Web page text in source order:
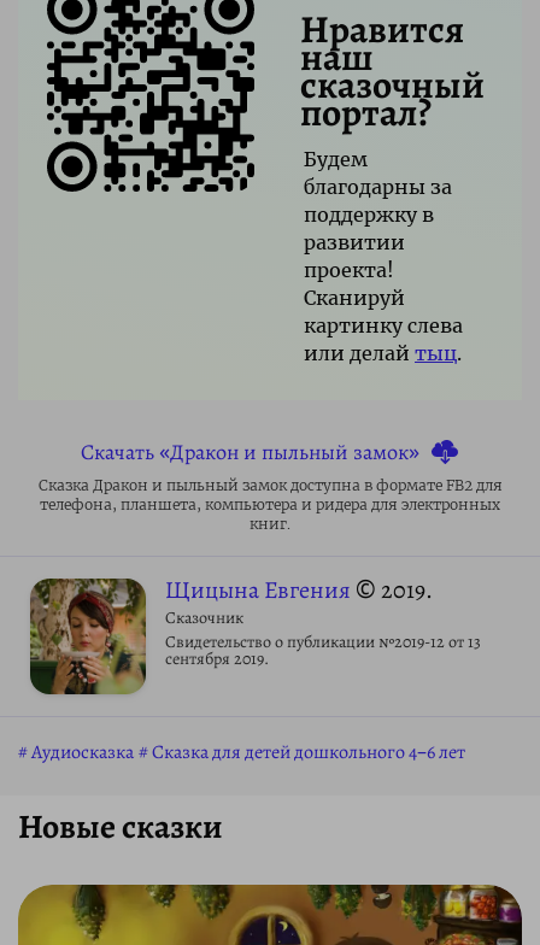
Нравится
наш
сказочный
портал?
Будем
благодарны за
поддержку в
развитии
проекта!
Сканируй
картинку слева
или делай тыц.
Скачать «Дракон и пыльный замок»
Сказка Дракон и пыльный замок доступна в формате FB2 для
телефона, планшета, компьютера и ридера для электронных
книг.
Щицына Евгения © 2019.
Сказочник
Свидетельство о публикации №2019-12 от 13
сентября 2019.
Аудиосказка Сказка для детей дошкольного 4–6 лет
Новые сказки